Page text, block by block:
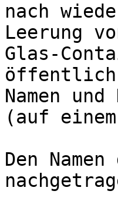
nach
Leerung
Glas-
öffentlich
Namen
(auf
Den